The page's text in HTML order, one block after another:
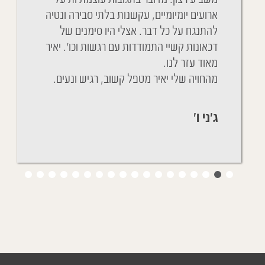
de la
ארועים יומיומיים, עקשנות בלתי סבירה ונטיה
להתנגח על כל דבר. אצלי היו סימנים של
דכאונות קשיי התמודדות עם רגשות וכו'. יאיר
מאוד עזר לנו.
מהחויה שלי יאיר מטפל קשוב, רגיש ונעים.
ג'ני ו'